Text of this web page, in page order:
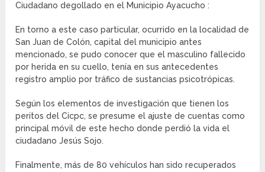
Ciudadano degollado en el Municipio Ayacucho :
En torno a este caso particular, ocurrido en la localidad de
San Juan de Colón, capital del municipio antes
mencionado, se pudo conocer que el masculino fallecido
por herida en su cuello, tenía en sus antecedentes
registro amplio por tráfico de sustancias psicotrópicas.
Según los elementos de investigación que tienen los
peritos del Cicpc, se presume el ajuste de cuentas como
principal móvil de este hecho donde perdió la vida el
ciudadano Jesús Sojo.
Finalmente, más de 80 vehículos han sido recuperados